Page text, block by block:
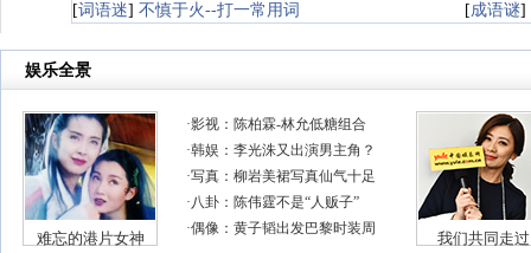
[词语迷] 不慎于火--打一常用词 [成语谜]